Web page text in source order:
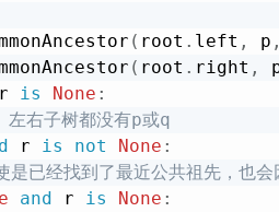
( root . left , p ,
( root . right ,
is None :
右子树都没有p或q
r is not None :
是已经找到了最近公共祖先，也
and r is None :